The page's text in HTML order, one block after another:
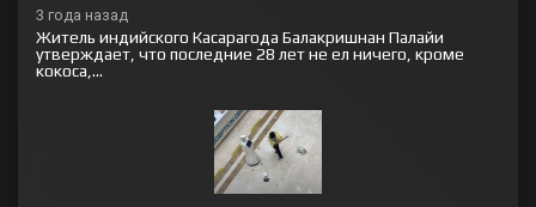
3 года назад
Житель индийского Касарагода Балакришнан Палайи
утверждает, что последние 28 лет не ел ничего, кроме
кокоса,...